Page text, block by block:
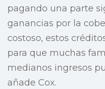
pagando una parte
ganancias por la
costoso, estos
para que muchas
medianos ingresos
añade Cox.